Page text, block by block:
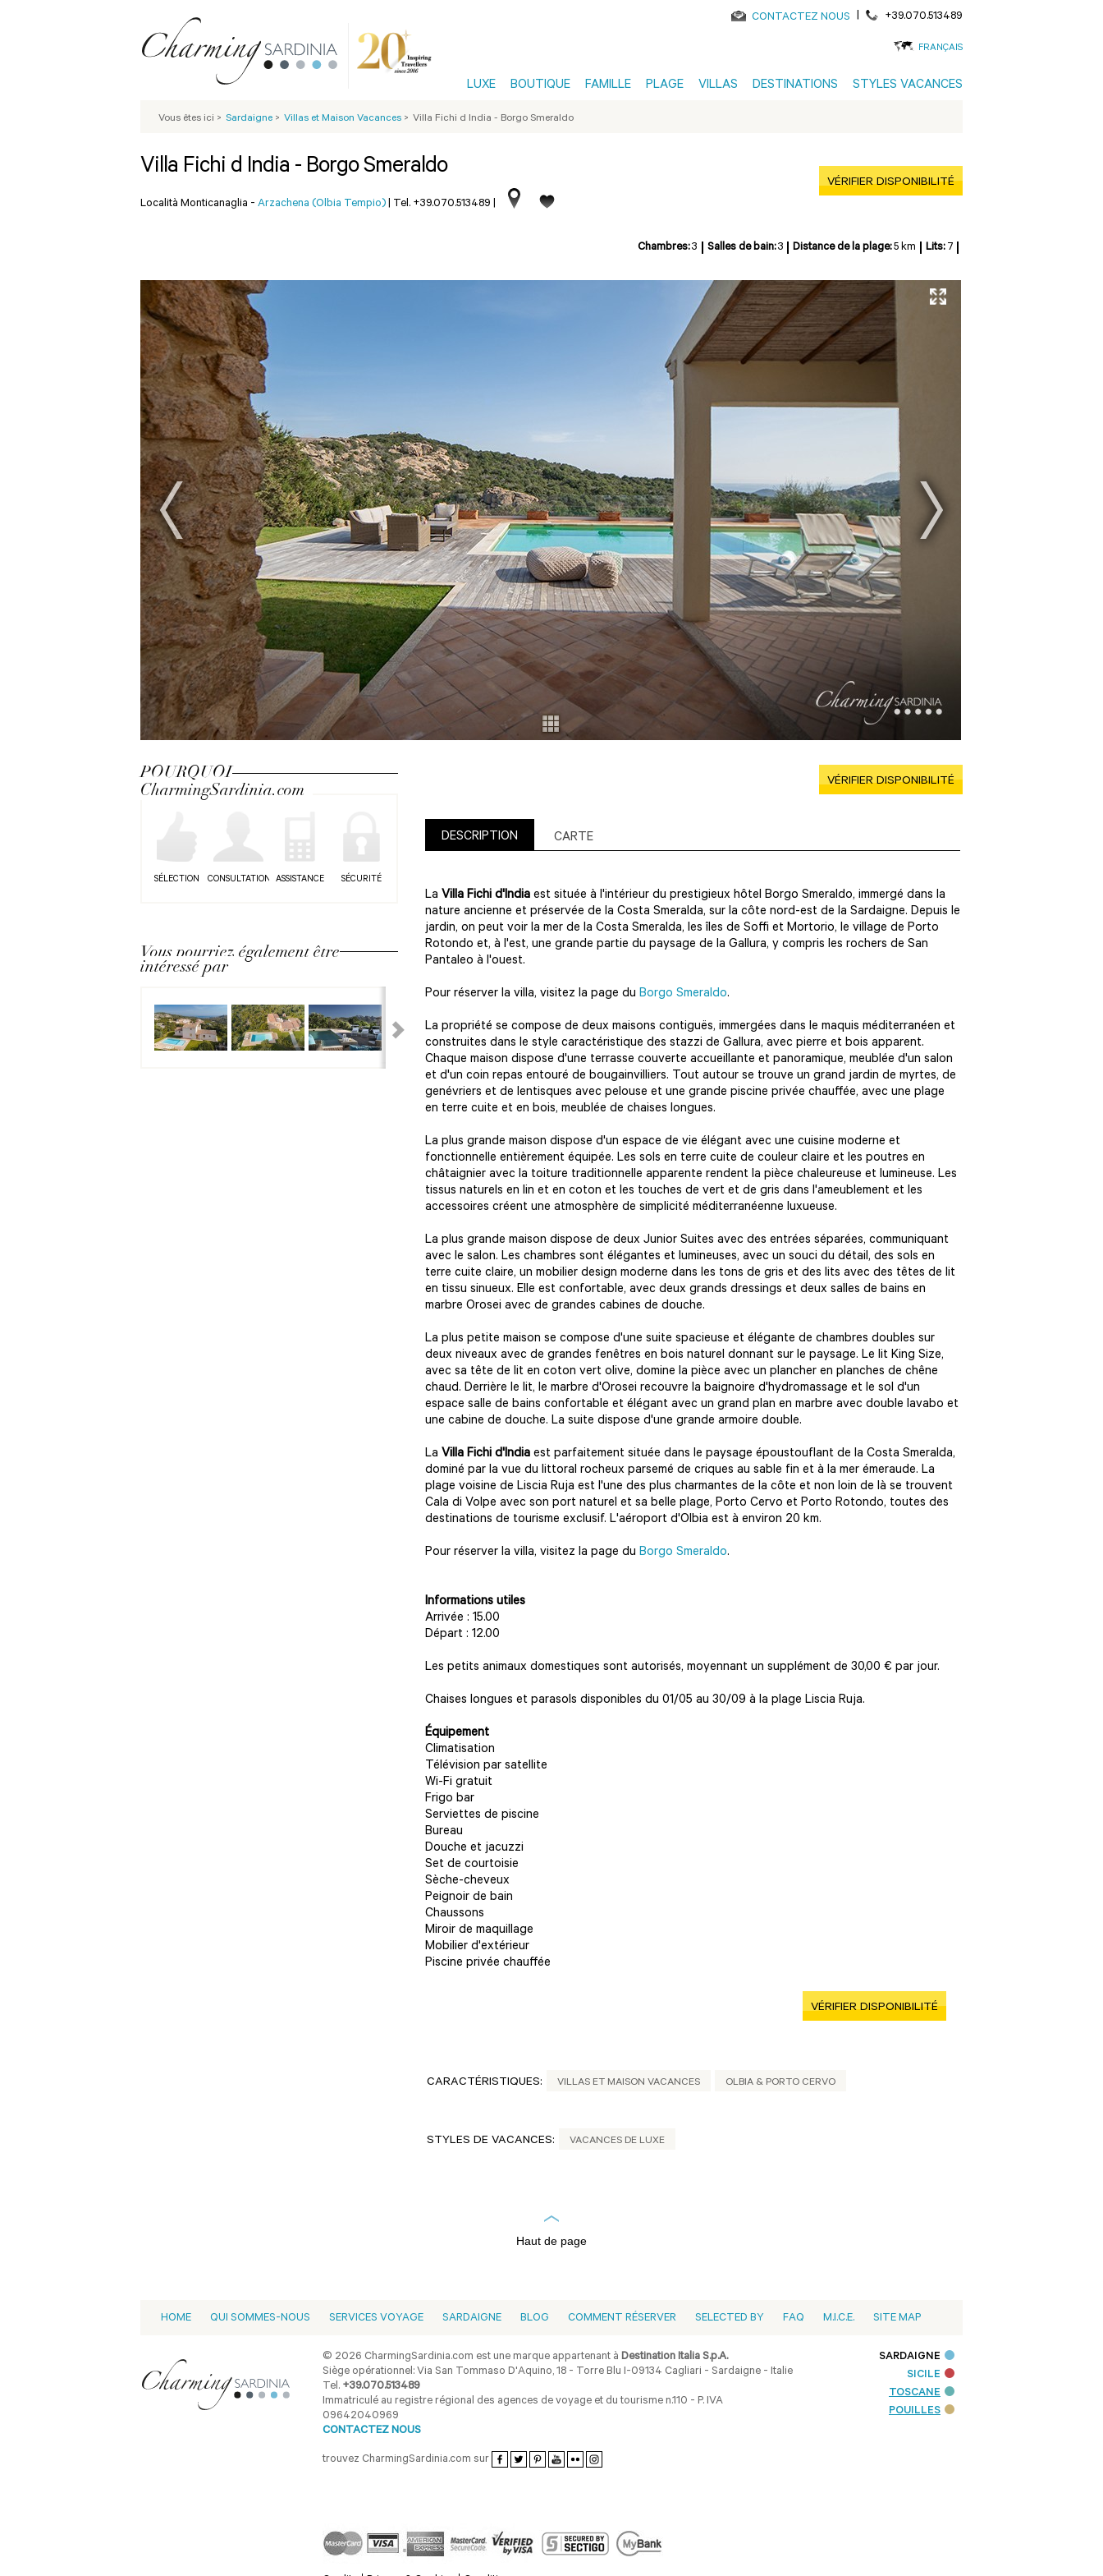
CONTACTEZ NOUS | +39.070.513489
FRANÇAIS
LUXE BOUTIQUE FAMILLE PLAGE VILLAS DESTINATIONS STYLES VACANCES
Vous êtes ici > Sardaigne > Villas et Maison Vacances > Villa Fichi d India - Borgo Smeraldo
Villa Fichi d India - Borgo Smeraldo
Località Monticanaglia - Arzachena (Olbia Tempio) | Tel. +39.070.513489 |
VÉRIFIER DISPONIBILITÉ
Chambres:3 Salles de bain:3 Distance de la plage:5 km Lits: 7
Next
POURQUOI
CharmingSardinia.com
SÉLECTION CONSULTATION ASSISTANCE SÉCURITÉ
Vous pourriez également être
intéressé par
VÉRIFIER DISPONIBILITÉ
DESCRIPTION CARTE
La Villa Fichi d'India est située à l'intérieur du prestigieux hôtel Borgo Smeraldo, immergé dans la
nature ancienne et préservée de la Costa Smeralda, sur la côte nord-est de la Sardaigne. Depuis le
jardin, on peut voir la mer de la Costa Smeralda, les îles de Soffi et Mortorio, le village de Porto
Rotondo et, à l'est, une grande partie du paysage de la Gallura, y compris les rochers de San
Pantaleo à l'ouest.
Pour réserver la villa, visitez la page du Borgo Smeraldo.
La propriété se compose de deux maisons contiguës, immergées dans le maquis méditerranéen et
construites dans le style caractéristique des stazzi de Gallura, avec pierre et bois apparent.
Chaque maison dispose d'une terrasse couverte accueillante et panoramique, meublée d'un salon
et d'un coin repas entouré de bougainvilliers. Tout autour se trouve un grand jardin de myrtes, de
genévriers et de lentisques avec pelouse et une grande piscine privée chauffée, avec une plage
en terre cuite et en bois, meublée de chaises longues.
La plus grande maison dispose d'un espace de vie élégant avec une cuisine moderne et
fonctionnelle entièrement équipée. Les sols en terre cuite de couleur claire et les poutres en
châtaignier avec la toiture traditionnelle apparente rendent la pièce chaleureuse et lumineuse. Les
tissus naturels en lin et en coton et les touches de vert et de gris dans l'ameublement et les
accessoires créent une atmosphère de simplicité méditerranéenne luxueuse.
La plus grande maison dispose de deux Junior Suites avec des entrées séparées, communiquant
avec le salon. Les chambres sont élégantes et lumineuses, avec un souci du détail, des sols en
terre cuite claire, un mobilier design moderne dans les tons de gris et des lits avec des têtes de lit
en tissu sinueux. Elle est confortable, avec deux grands dressings et deux salles de bains en
marbre Orosei avec de grandes cabines de douche.
La plus petite maison se compose d'une suite spacieuse et élégante de chambres doubles sur
deux niveaux avec de grandes fenêtres en bois naturel donnant sur le paysage. Le lit King Size,
avec sa tête de lit en coton vert olive, domine la pièce avec un plancher en planches de chêne
chaud. Derrière le lit, le marbre d'Orosei recouvre la baignoire d'hydromassage et le sol d'un
espace salle de bains confortable et élégant avec un grand plan en marbre avec double lavabo et
une cabine de douche. La suite dispose d'une grande armoire double.
La Villa Fichi d'India est parfaitement située dans le paysage époustouflant de la Costa Smeralda,
dominé par la vue du littoral rocheux parsemé de criques au sable fin et à la mer émeraude. La
plage voisine de Liscia Ruja est l'une des plus charmantes de la côte et non loin de là se trouvent
Cala di Volpe avec son port naturel et sa belle plage, Porto Cervo et Porto Rotondo, toutes des
destinations de tourisme exclusif. L'aéroport d'Olbia est à environ 20 km.
Pour réserver la villa, visitez la page du Borgo Smeraldo.
Informations utiles
Arrivée : 15.00
Départ : 12.00
Les petits animaux domestiques sont autorisés, moyennant un supplément de 30,00 € par jour.
Chaises longues et parasols disponibles du 01/05 au 30/09 à la plage Liscia Ruja.
Équipement
Climatisation
Télévision par satellite
Wi-Fi gratuit
Frigo bar
Serviettes de piscine
Bureau
Douche et jacuzzi
Set de courtoisie
Sèche-cheveux
Peignoir de bain
Chaussons
Miroir de maquillage
Mobilier d'extérieur
Piscine privée chauffée
VÉRIFIER DISPONIBILITÉ
CARACTÉRISTIQUES: VILLAS ET MAISON VACANCES OLBIA & PORTO CERVO
STYLES DE VACANCES: VACANCES DE LUXE
Haut de page
HOME QUI SOMMES-NOUS SERVICES VOYAGE SARDAIGNE BLOG COMMENT RÉSERVER SELECTED BY FAQ M.I.C.E. SITE MAP
© 2026 CharmingSardinia.com est une marque appartenant àDestination Italia S.p.A.
Siège opérationnel: Via San Tommaso D'Aquino, 18 - Torre Blu I-09134 Cagliari - Sardaigne - Italie
Tel. +39.070.513489
Immatriculé au registre régional des agences de voyage et du tourisme n.110 - P. IVA
09642040969
CONTACTEZ NOUS
trouvez CharmingSardinia.com sur
SARDAIGNE
SICILE
TOSCANE
POUILLES